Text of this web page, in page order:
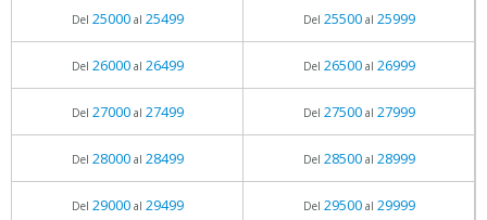
Del 25000al 25499 Del 25500al 25999
Del 26000al 26499 Del 26500al 26999
Del 27000al 27499 Del 27500al 27999
Del 28000al 28499 Del 28500al 28999
Del 29000al 29499 Del 29500al 29999